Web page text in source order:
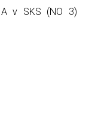
A v SKS (NO 3)